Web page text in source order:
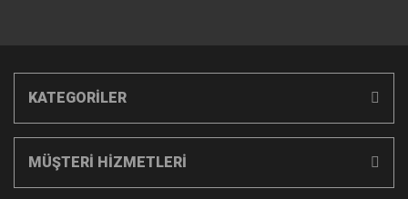
KATEGORİLER
MÜŞTERİ HİZMETLERİ